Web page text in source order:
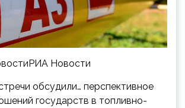
Новости
обсудили… перспективное
государств в топливно-